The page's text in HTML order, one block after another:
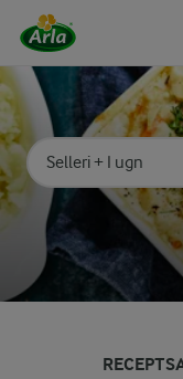
Sök på kategori
Skriv in sökord för